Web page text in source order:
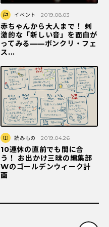
イベント 2019.08.03
赤ちゃんから大人まで！ 刺
激的な「新しい音」を面白が
ってみる——ボンクリ・フェ
ス...
読みもの 2019.04.26
10連休の直前でも間に合
う！ お出かけ三昧の編集部
Wのゴールデンウィーク計
画